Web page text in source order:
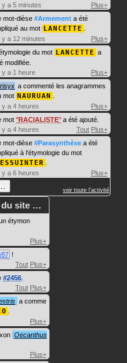
y a 5 minutes
Plus+
mot-dièse #Armement a été
au mot LANCETTE
y a 12 minutes
Plus+
du mot LANCETTE a
modifiée.
y a 1 heure
Plus+
a commenté les anagrammes
mot NAURUAN
y a 4 heures
Plus+
mot RACIALISTE a été ajouté.
y a 4 heures
Tout Plus+
mot-dièse #Parasynthèse a été
à l'étymologie du mot
y a 6 heures
Plus+
voir toute l'activité
du site …
étymon
Plus+
!
Tout Plus+
#2456
Tout Plus+
a comme
Plus+
Oecanthus
Plus+